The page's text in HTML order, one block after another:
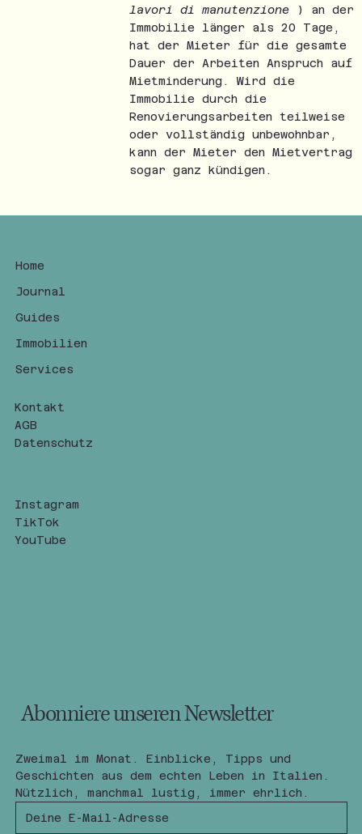
lavori di manutenzione) an der
Immobilie länger als 20 Tage,
hat der Mieter für die gesamte
Dauer der Arbeiten Anspruch auf
Mietminderung. Wird die
Immobilie durch die
Renovierungsarbeiten teilweise
oder vollständig unbewohnbar,
kann der Mieter den Mietvertrag
sogar ganz kündigen.
Home
Journal
Guides
Immobilien
Services
Kontakt
AGB
Datenschutz
Instagram
TikTok
YouTube
Abonniere unseren Newsletter
Zweimal im Monat. Einblicke, Tipps und
Geschichten aus dem echten Leben in Italien.
Nützlich, manchmal lustig, immer ehrlich.